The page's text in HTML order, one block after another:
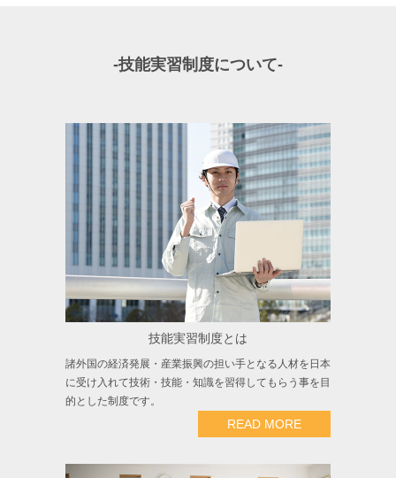
-技能実習制度について-
技能実習制度とは
諸外国の経済発展・産業振興の担い手となる人材を日本
に受け入れて技術・技能・知識を習得してもらう事を目
的とした制度です。
READ MORE